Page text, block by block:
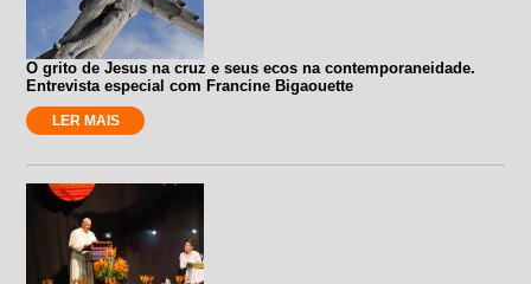
O grito de Jesus na cruz e seus ecos na contemporaneidade.
Entrevista especial com Francine Bigaouette
LER MAIS